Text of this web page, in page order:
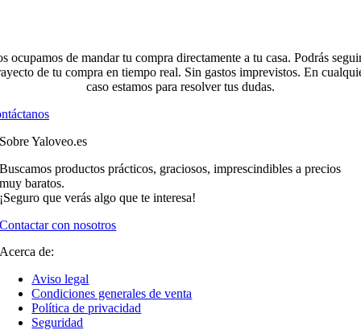
ocupamos de mandar tu compra directamente a tu casa. Podrás
de tu compra en tiempo real. Sin gastos imprevistos. En
caso estamos para resolver tus dudas.
Sobre Yaloveo.es
Buscamos productos prácticos, graciosos, imprescindibles a precios
muy baratos.
¡Seguro que verás algo que te interesa!
Contactar con nosotros
Acerca de:
Aviso legal
Condiciones generales de venta
Política de privacidad
Seguridad